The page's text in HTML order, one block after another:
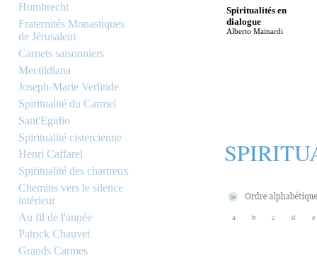
Humbrecht
Fraternités Monastiques
de Jérusalem
Carnets saisonniers
Mectildiana
Joseph-Marie Verlinde
Spiritualité du Carmel
Sant'Egidio
Spiritualité cistercienne
Henri Caffarel
Spiritualité des chartreux
Chemins vers le silence
intérieur
Au fil de l'année
Patrick Chauvet
Grands Carmes
Spiritualités en
dialogue
Alberto Mainardi
a b c d e